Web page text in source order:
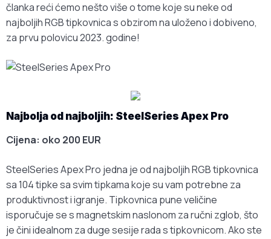
članka reći ćemo nešto više o tome koje su neke od
najboljih RGB tipkovnica s obzirom na uloženo i dobiveno,
za prvu polovicu 2023. godine!
Najbolja od najboljih: SteelSeries Apex Pro
Cijena: oko 200 EUR
SteelSeries Apex Pro jedna je od najboljih RGB tipkovnica
sa 104 tipke sa svim tipkama koje su vam potrebne za
produktivnost i igranje. Tipkovnica pune veličine
isporučuje se s magnetskim naslonom za ručni zglob, što
je čini idealnom za duge sesije rada s tipkovnicom. Ako ste